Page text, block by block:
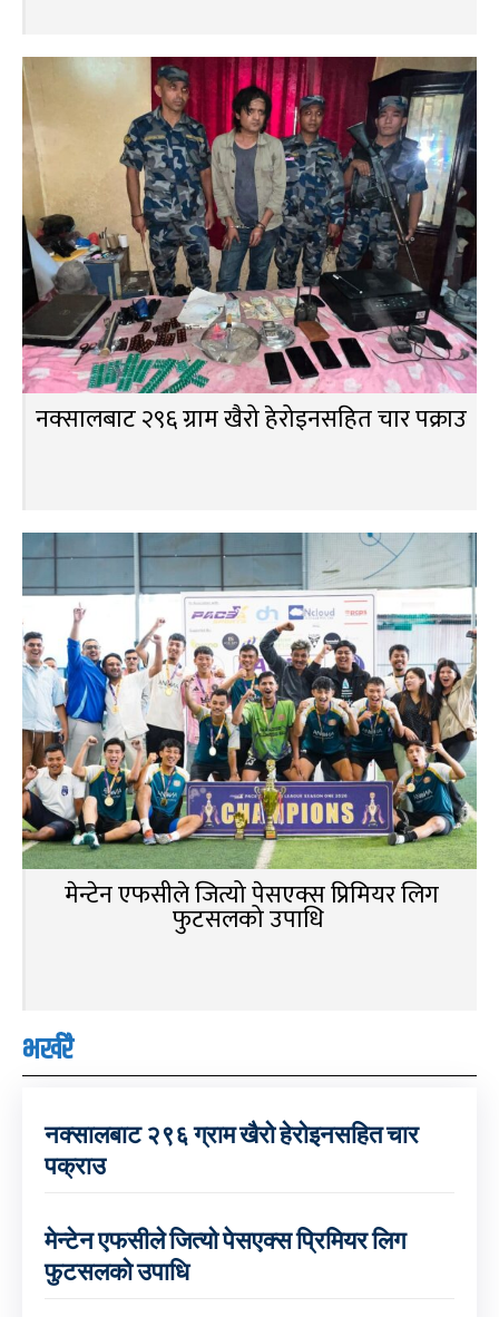
नक्सालबाट २९६ ग्राम खैरो हेरोइनसहित चार पक्राउ
मेन्टेन एफसीले जित्यो पेसएक्स प्रिमियर लिग
फुटसलको उपाधि
भर्खरै
नक्सालबाट २९६ ग्राम खैरो हेरोइनसहित चार
पक्राउ
मेन्टेन एफसीले जित्यो पेसएक्स प्रिमियर लिग
फुटसलको उपाधि